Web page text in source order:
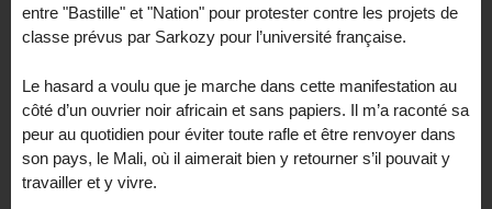
entre "Bastille" et "Nation" pour protester contre les projets de
classe prévus par Sarkozy pour l’université française.
Le hasard a voulu que je marche dans cette manifestation au
côté d’un ouvrier noir africain et sans papiers. Il m’a raconté sa
peur au quotidien pour éviter toute rafle et être renvoyer dans
son pays, le Mali, où il aimerait bien y retourner s’il pouvait y
travailler et y vivre.